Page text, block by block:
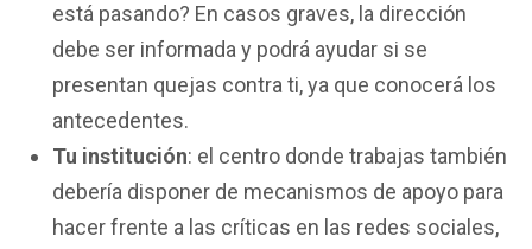
está pasando? En casos graves, la dirección
debe ser informada y podrá ayudar si se
presentan quejas contra ti, ya que conocerá los
antecedentes.
Tu institución: el centro donde trabajas también
debería disponer de mecanismos de apoyo para
hacer frente a las críticas en las redes sociales,